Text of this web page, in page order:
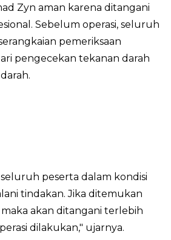
Zyn aman karena ditangani
Sebelum operasi, seluruh
pemeriksaan
pengecekan tekanan darah
peserta dalam kondisi
tindakan. Jika ditemukan
akan ditangani terlebih
dilakukan," ujarnya.